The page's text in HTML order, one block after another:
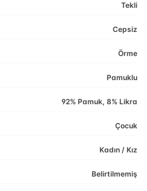
Tekli
Cepsiz
Örme
Pamuklu
92% Pamuk, 8% Likra
Çocuk
Kadın / Kız
Belirtilmemiş